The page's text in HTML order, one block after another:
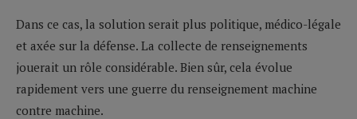
Dans ce cas, la solution serait plus politique, médico-légale
et axée sur la défense. La collecte de renseignements
jouerait un rôle considérable. Bien sûr, cela évolue
rapidement vers une guerre du renseignement machine
contre machine.